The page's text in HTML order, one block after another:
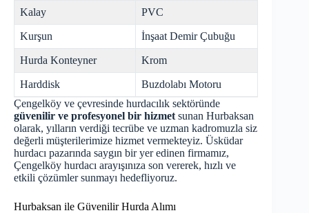
Kalay PVC
Kurşun İnşaat Demir Çubuğu
Hurda Konteyner Krom
Harddisk
Buzdolabı Motoru
Çengelköy ve çevresinde hurdacılık sektöründe
güvenilir ve profesyonel bir hizmet sunan Hurbaksan
olarak, yılların verdiği tecrübe ve uzman kadromuzla siz
değerli müşterilerimize hizmet vermekteyiz. Üsküdar
hurdacı pazarında saygın bir yer edinen firmamız,
Çengelköy hurdacı arayışınıza son vererek, hızlı ve
etkili çözümler sunmayı hedefliyoruz.
Hurbaksan ile Güvenilir Hurda Alımı